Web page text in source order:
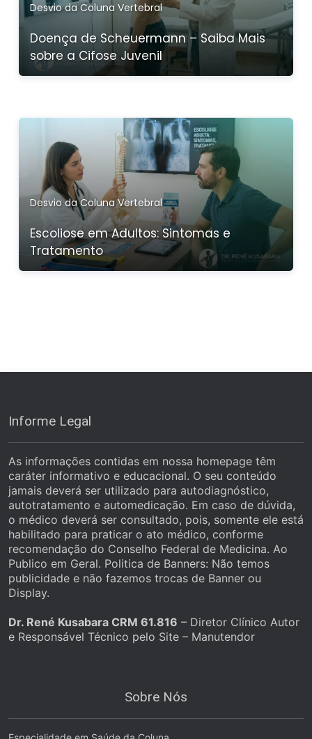
Desvio da Coluna Vertebral
Doença de Scheuermann – Saiba Mais
sobre a Cifose Juvenil
Desvio da Coluna Vertebral
Escoliose em Adultos: Sintomas e
Tratamento
Informe Legal
As informações contidas em nossa homepage têm
caráter informativo e educacional. O seu conteúdo
jamais deverá ser utilizado para autodiagnóstico,
autotratamento e automedicação. Em caso de dúvida,
o médico deverá ser consultado, pois, somente ele está
habilitado para praticar o ato médico, conforme
recomendação do Conselho Federal de Medicina. Ao
Publico em Geral. Politica de Banners: Não temos
publicidade e não fazemos trocas de Banner ou
Display.
Dr. René Kusabara CRM 61.816 – Diretor Clínico Autor
e Responsável Técnico pelo Site – Manutendor
Sobre Nós